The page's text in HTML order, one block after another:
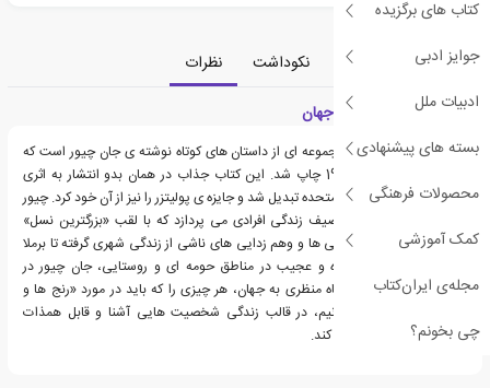
کتاب های برگزیده
جوایز ادبی
ادبیات ملل
بسته های پیشنهادی
محصولات فرهنگی
کمک آموزشی
مجله‌ی ایران‌کتاب
چی بخونم؟
معرفی دسته‌بندی نکوداشت
نظرات
معرفی کتاب منظری به جهان
کتاب منظری به جهان، مجموعه ای از داستان های کوتاه نوشته ی جان چیور است که
نخستین بار در سال 1978 چاپ شد. این کتاب جذاب در همان بدو انتشار به اثری
پرفروش در سراسر ایالات متحده تبدیل شد و جایزه ی پولیتزر را نیز از آن خود کرد. چیور
در این داستان ها به توصیف زندگی افرادی می پردازد که با لقب «بزرگترین نسل»
شناخته شده اند. از شگفتی ها و وهم زدایی های ناشی از زندگی شهری گرفته تا برملا
شدن اسراری غافلگیرکننده و عجیب در مناطق حومه ای و روستایی، جان چیور در
مجموعه داستان های کوتاه منظری به جهان، هر چیزی را که باید در مورد «رنج ها و
خوشی های زندگی» بدانیم، در قالب زندگی شخصیت هایی آشنا و قابل همذات
پنداری برایمان روایت می کند.